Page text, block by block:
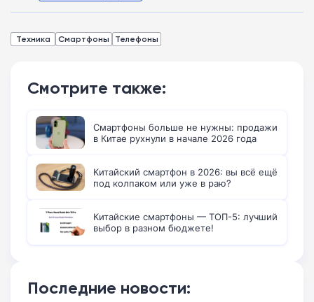
Техника Смартфоны Телефоны
Смотрите также:
Смартфоны больше не нужны: продажи
в Китае рухнули в начале 2026 года
Китайский смартфон в 2026: вы всё ещё
под колпаком или уже в раю?
Китайские смартфоны — ТОП-5: лучший
выбор в разном бюджете!
Последние новости: